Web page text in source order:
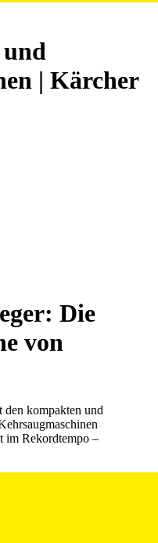
| Kärcher
Die
von
den kompakten und
im Rekordtempo –